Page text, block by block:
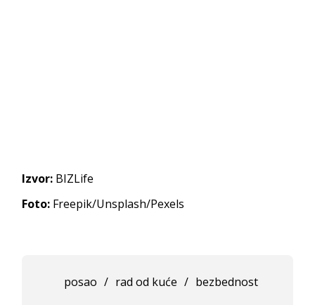
Izvor: BIZLife
Foto: Freepik/Unsplash/Pexels
posao / rad od kuće / bezbednost